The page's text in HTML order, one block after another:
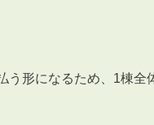
申し込みから
形になるため、1棟全